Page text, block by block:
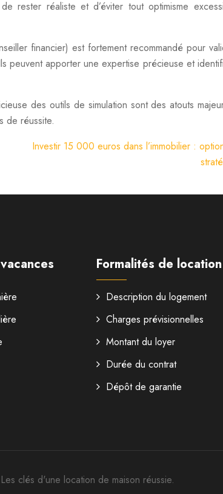
rester réaliste et d’éviter tout optimisme
financier) est fortement recommandé pour
peuvent apporter une expertise précieuse et
des outils de simulation sont des atouts
de réussite.
Investir 15 000 euros dans l’immobilier :
Formalités de location
Description du logement
Charges prévisionnelles
Montant du loyer
Durée du contrat
Dépôt de garantie
Les clés d'une location de maison réussie.